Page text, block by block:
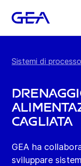
Sistemi di
cagliata
GEA ha
sviluppare